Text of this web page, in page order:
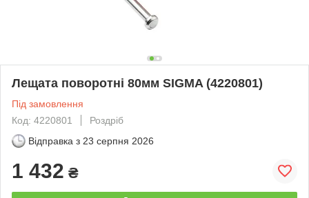
Лещата поворотні 80мм SIGMA (4220801)
Під замовлення
Код: 4220801
Роздріб
Відправка з 23 серпня 2026
1 432 ₴